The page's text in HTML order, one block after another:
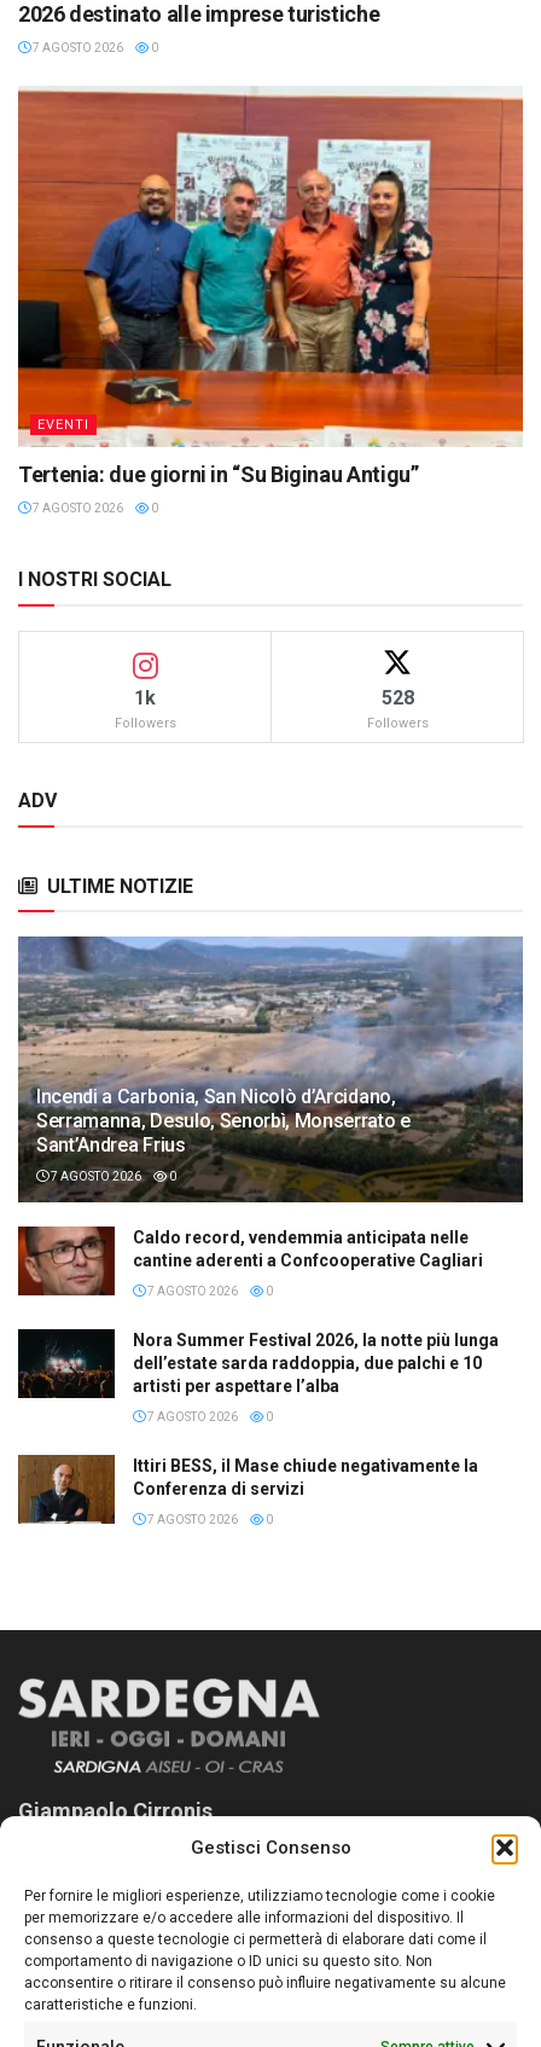
Gestisci Consenso
Per fornire le migliori esperienze, utilizziamo tecnologie come i cookie
per memorizzare e/o accedere alle informazioni del dispositivo. Il
consenso a queste tecnologie ci permetterà di elaborare dati come il
comportamento di navigazione o ID unici su questo sito. Non
acconsentire o ritirare il consenso può influire negativamente su alcune
caratteristiche e funzioni.
2026 destinato alle imprese turistiche
7 AGOSTO 2026 0
EVENTI
Tertenia: due giorni in “Su Biginau Antigu”
7 AGOSTO 2026 0
I NOSTRI SOCIAL
1k
Followers
528
Followers
ADV
ULTIME NOTIZIE
Incendi a Carbonia, San Nicolò d’Arcidano,
Serramanna, Desulo, Senorbì, Monserrato e
Sant’Andrea Frius
7 AGOSTO 2026 0
Caldo record, vendemmia anticipata nelle
cantine aderenti a Confcooperative Cagliari
7 AGOSTO 2026 0
Nora Summer Festival 2026, la notte più lunga
dell’estate sarda raddoppia, due palchi e 10
artisti per aspettare l’alba
7 AGOSTO 2026 0
Ittiri BESS, il Mase chiude negativamente la
Conferenza di servizi
7 AGOSTO 2026 0
Giampaolo Cirronis
Sardegna Ieri-Oggi-Domani nasce per informare “liberamente” i
lettori su quanto accade in Sardegna, con un occhio rivolto al
nostro passato e, soprattutto, al nostro futuro
Follow Us